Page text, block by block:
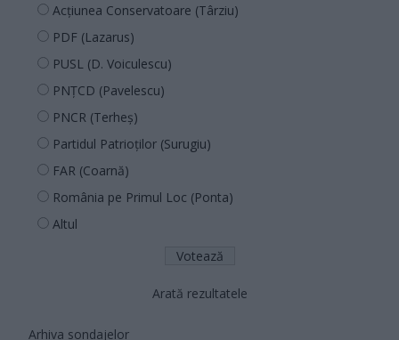
Acțiunea Conservatoare (Târziu)
PDF (Lazarus)
PUSL (D. Voiculescu)
PNȚCD (Pavelescu)
PNCR (Terheș)
Partidul Patrioților (Surugiu)
FAR (Coarnă)
România pe Primul Loc (Ponta)
Altul
Arată rezultatele
Arhiva sondajelor